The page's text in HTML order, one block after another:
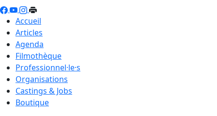
Accueil
Articles
Agenda
Filmothèque
Professionnel·le·s
Organisations
Castings & Jobs
Boutique